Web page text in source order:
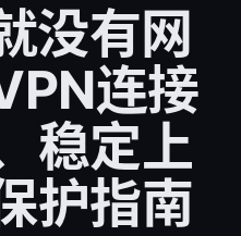
没有网
连接
稳定上
护指南